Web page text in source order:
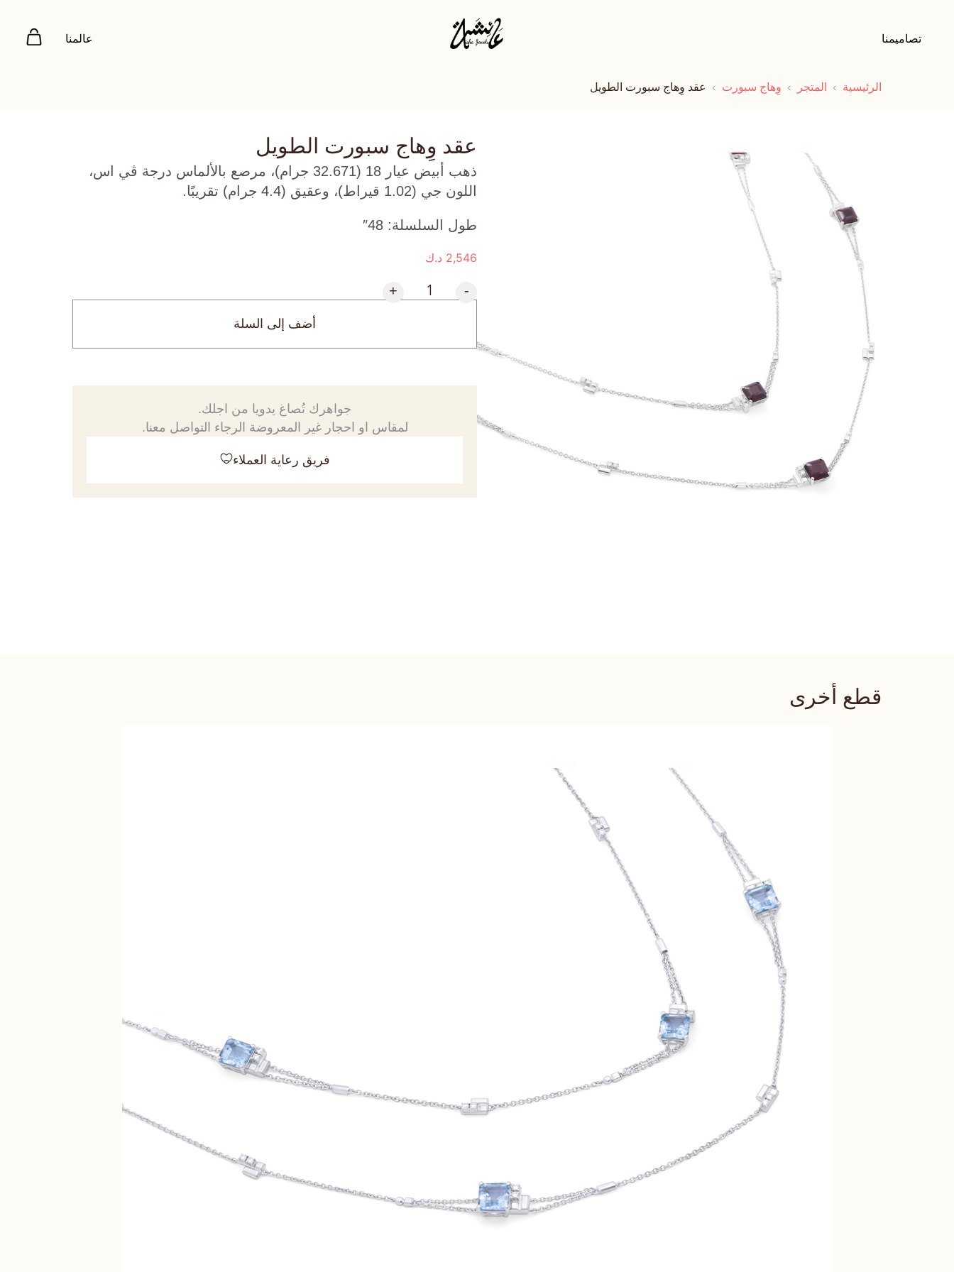
تصاميمنا عالمنا
الرئيسية المتجر وِهاج سبورت عقد وِهاج سبورت الطويل
عقد وِهاج سبورت الطويل
ذهب أبيض عيار 18 (32.671 جرام)، مرصع بالألماس درجة ڤي اس،
اللون جي (1.02 قيراط)، وعقيق (4.4 جرام) تقريبًا.
طول السلسلة: 48″
2,546 د.ك
-
+
أضف إلى السلة
جواهرك تُصاغ يدويا من اجلك.
لمقاس او احجار غير المعروضة الرجاء التواصل معنا.
فريق رعاية العملاء
قطع أخرى